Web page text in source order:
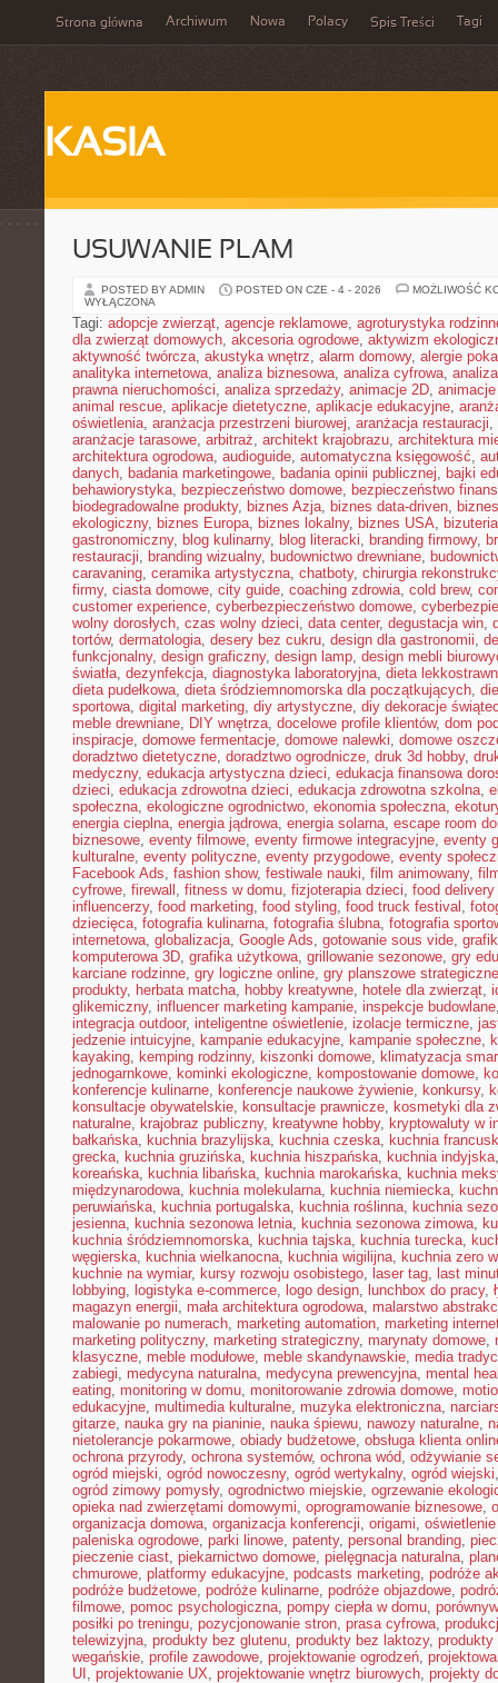
Strona główna Archiwum Nowa Polacy Spis Treści Tagi
KASIA
USUWANIE PLAM
POSTED BY ADMIN POSTED ON CZE - 4 - 2026
MOŻLIWOŚĆ
WYŁĄCZONA
Tagi: adopcje zwierząt, agencje reklamowe, agroturystyka
dla zwierząt domowych, akcesoria ogrodowe, aktywizm
aktywność twórcza, akustyka wnętrz, alarm domowy, alergie
analityka internetowa, analiza biznesowa, analiza cyfrowa,
prawna nieruchomości, analiza sprzedaży, animacje 2D,
animal rescue, aplikacje dietetyczne, aplikacje edukacyjne,
oświetlenia, aranżacja przestrzeni biurowej, aranżacja restauracji,
aranżacje tarasowe, arbitraż, architekt krajobrazu, architektura
architektura ogrodowa, audioguide, automatyczna księgowość,
danych, badania marketingowe, badania opinii publicznej, bajki
behawiorystyka, bezpieczeństwo domowe, bezpieczeństwo
biodegradowalne produkty, biznes Azja, biznes data-driven,
ekologiczny, biznes Europa, biznes lokalny, biznes USA,
gastronomiczny, blog kulinarny, blog literacki, branding firmowy,
restauracji, branding wizualny, budownictwo drewniane,
caravaning, ceramika artystyczna, chatboty, chirurgia
firmy, ciasta domowe, city guide, coaching zdrowia, cold brew,
customer experience, cyberbezpieczeństwo domowe,
wolny dorosłych, czas wolny dzieci, data center, degustacja win,
tortów, dermatologia, desery bez cukru, design dla gastronomii,
funkcjonalny, design graficzny, design lamp, design mebli
światła, dezynfekcja, diagnostyka laboratoryjna, dieta
dieta pudełkowa, dieta śródziemnomorska dla początkujących,
sportowa, digital marketing, diy artystyczne, diy dekoracje
meble drewniane, DIY wnętrza, docelowe profile klientów, dom
inspiracje, domowe fermentacje, domowe nalewki, domowe
doradztwo dietetyczne, doradztwo ogrodnicze, druk 3d hobby,
medyczny, edukacja artystyczna dzieci, edukacja finansowa
dzieci, edukacja zdrowotna dzieci, edukacja zdrowotna szkolna,
społeczna, ekologiczne ogrodnictwo, ekonomia społeczna,
energia cieplna, energia jądrowa, energia solarna, escape room
biznesowe, eventy filmowe, eventy firmowe integracyjne, eventy
kulturalne, eventy polityczne, eventy przygodowe, eventy
Facebook Ads, fashion show, festiwale nauki, film animowany,
cyfrowe, firewall , fitness w domu, fizjoterapia dzieci, food delivery
influencerzy, food marketing, food styling, food truck festival ,
dziecięca, fotografia kulinarna, fotografia ślubna, fotografia
internetowa, globalizacja, Google Ads, gotowanie sous vide,
komputerowa 3D, grafika użytkowa, grillowanie sezonowe, gry
karciane rodzinne, gry logiczne online, gry planszowe strategiczne
produkty, herbata matcha, hobby kreatywne, hotele dla zwierząt,
glikemiczny, influencer marketing kampanie, inspekcje budowlane
integracja outdoor, inteligentne oświetlenie, izolacje termiczne,
jedzenie intuicyjne, kampanie edukacyjne, kampanie społeczne,
kayaking, kemping rodzinny, kiszonki domowe, klimatyzacja
jednogarnkowe, kominki ekologiczne, kompostowanie domowe,
konferencje kulinarne, konferencje naukowe żywienie, konkursy,
konsultacje obywatelskie, konsultacje prawnicze, kosmetyki dla
naturalne, krajobraz publiczny, kreatywne hobby, kryptowaluty w
bałkańska, kuchnia brazylijska, kuchnia czeska, kuchnia
grecka, kuchnia gruzińska, kuchnia hiszpańska, kuchnia indyjska
koreańska, kuchnia libańska, kuchnia marokańska, kuchnia
międzynarodowa, kuchnia molekularna, kuchnia niemiecka,
peruwiańska, kuchnia portugalska, kuchnia roślinna, kuchnia
jesienna, kuchnia sezonowa letnia, kuchnia sezonowa zimowa,
kuchnia śródziemnomorska, kuchnia tajska, kuchnia turecka,
węgierska, kuchnia wielkanocna, kuchnia wigilijna, kuchnia zero
kuchnie na wymiar, kursy rozwoju osobistego, laser tag, last
lobbying, logistyka e-commerce, logo design, lunchbox do pracy,
magazyn energii, mała architektura ogrodowa, malarstwo
malowanie po numerach, marketing automation, marketing
marketing polityczny, marketing strategiczny, marynaty domowe,
klasyczne, meble modułowe, meble skandynawskie, media
zabiegi, medycyna naturalna, medycyna prewencyjna, mental
eating, monitoring w domu, monitorowanie zdrowia domowe,
edukacyjne, multimedia kulturalne, muzyka elektroniczna,
gitarze, nauka gry na pianinie, nauka śpiewu, nawozy naturalne,
nietolerancje pokarmowe, obiady budżetowe, obsługa klienta
ochrona przyrody, ochrona systemów, ochrona wód, odżywianie
ogród miejski, ogród nowoczesny, ogród wertykalny, ogród wiejski
ogród zimowy pomysły, ogrodnictwo miejskie, ogrzewanie
opieka nad zwierzętami domowymi, oprogramowanie biznesowe,
organizacja domowa, organizacja konferencji, origami,
paleniska ogrodowe, parki linowe, patenty, personal branding,
pieczenie ciast, piekarnictwo domowe, pielęgnacja naturalna,
chmurowe, platformy edukacyjne, podcasts marketing, podróże
podróże budżetowe, podróże kulinarne, podróże objazdowe,
filmowe, pomoc psychologiczna, pompy ciepła w domu,
posiłki po treningu, pozycjonowanie stron, prasa cyfrowa,
telewizyjna, produkty bez glutenu, produkty bez laktozy, produkty
wegańskie, profile zawodowe, projektowanie ogrodzeń,
UI , projektowanie UX, projektowanie wnętrz biurowych, projekty